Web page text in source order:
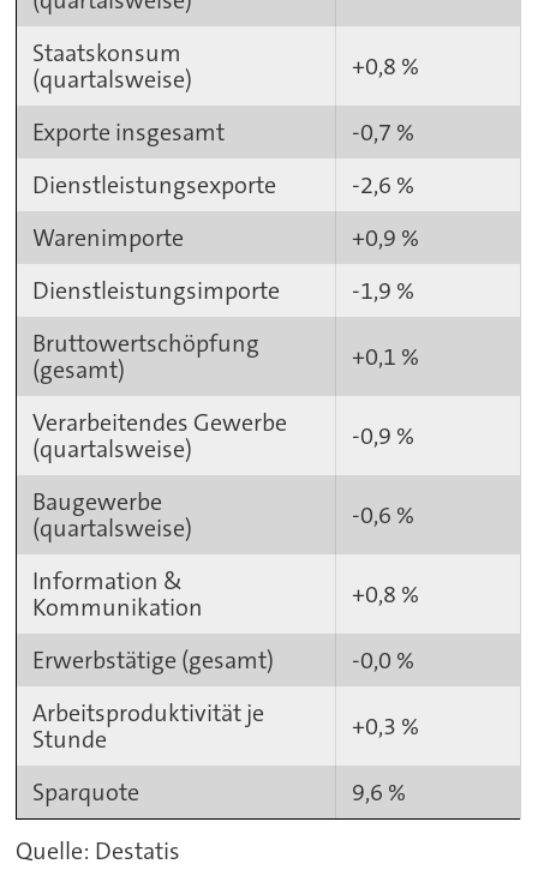
Staatskonsum
(quartalsweise)
+0,8 %
Exporte insgesamt
-0,7 %
Dienstleistungsexporte
-2,6 %
Warenimporte
+0,9 %
Dienstleistungsimporte
-1,9 %
Bruttowertschöpfung
(gesamt)
+0,1 %
Verarbeitendes Gewerbe
(quartalsweise)
-0,9 %
Baugewerbe
(quartalsweise)
-0,6 %
Information &
Kommunikation
+0,8 %
Erwerbstätige (gesamt)
-0,0 %
Arbeitsproduktivität je
Stunde
+0,3 %
Sparquote
9,6 %
Quelle: Destatis